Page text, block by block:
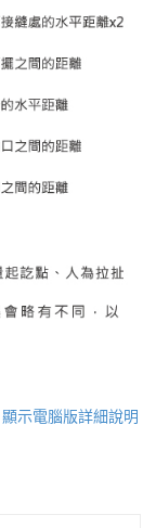
顯示電腦版詳細說明